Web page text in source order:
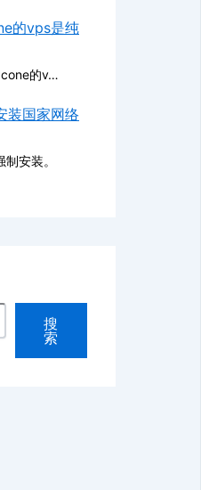
的vps是纯
的v…
装国家网络
安装。
搜
索